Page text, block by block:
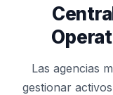
Las agencias
gestionar